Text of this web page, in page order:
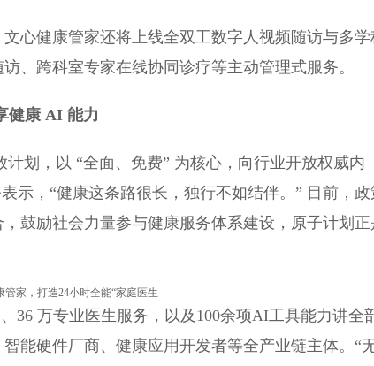
心健康管家还将上线全双工数字人视频随访与多学
、跨科室专家在线协同诊疗等主动管理式服务。
健康 AI 能力
划，以 “全面、免费” 为核心，向行业开放权威内
示，“健康这条路很长，独行不如结伴。” 目前，政
鼓励社会力量参与健康服务体系建设，原子计划正
36 万专业医生服务，以及100余项AI工具能力讲全
能硬件厂商、健康应用开发者等全产业链主体。“